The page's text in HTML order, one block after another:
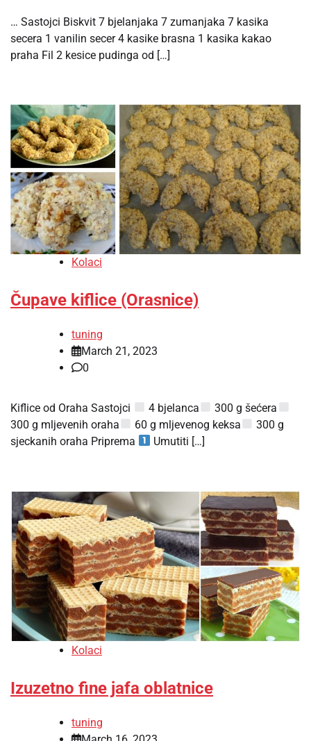
… Sastojci Biskvit 7 bjelanjaka 7 zumanjaka 7 kasika
secera 1 vanilin secer 4 kasike brasna 1 kasika kakao
praha Fil 2 kesice pudinga od […]
Kolaci
Čupave kiflice (Orasnice)
tuning
March 21, 2023
0
Kiflice od Oraha Sastojci 4 bjelanca
300 g šećera
300 g mljevenih oraha
60 g mljevenog keksa
300 g
sjeckanih oraha Priprema
Umutiti […]
Kolaci
Izuzetno fine jafa oblatnice
tuning